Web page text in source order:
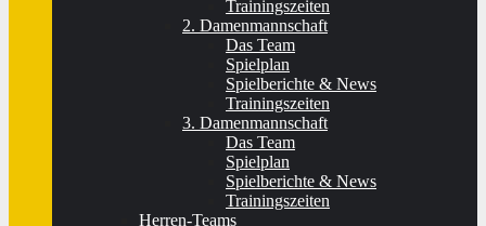
Trainingszeiten
2. Damenmannschaft
Das Team
Spielplan
Spielberichte & News
Trainingszeiten
3. Damenmannschaft
Das Team
Spielplan
Spielberichte & News
Trainingszeiten
Herren-Teams